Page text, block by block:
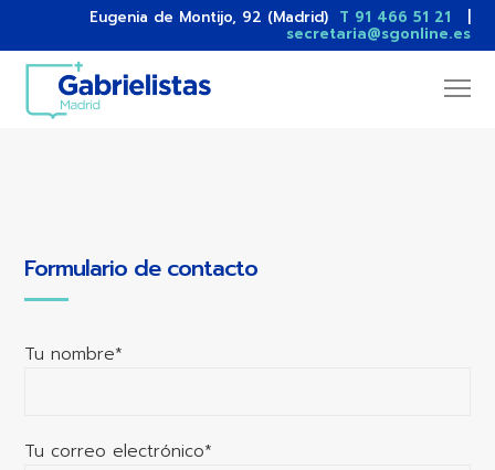
Eugenia de Montijo, 92 (Madrid) T 91 466 51 21
secretaria@sgonline.es
Formulario de contacto
Tu nombre*
Tu correo electrónico*